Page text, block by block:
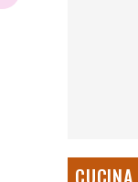
CUCINA